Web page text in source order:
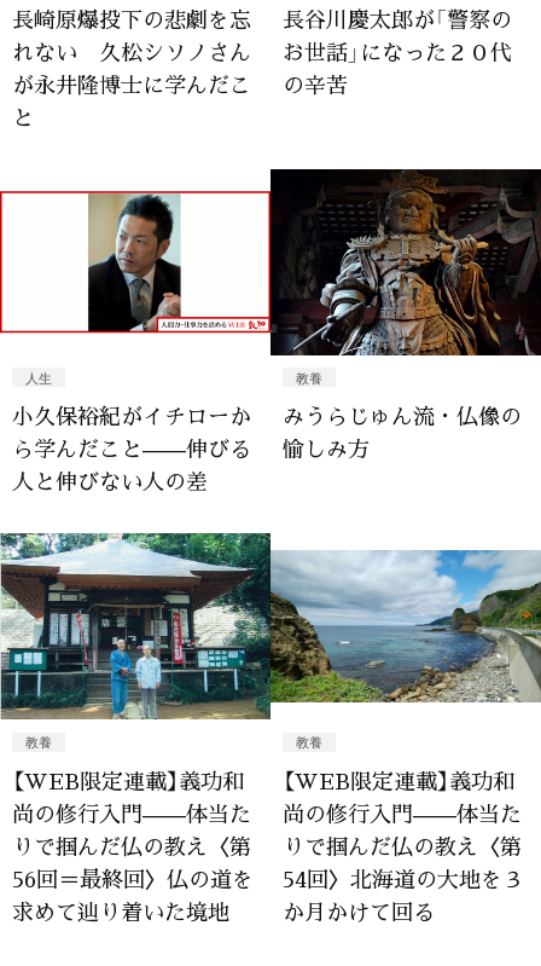
長崎原爆投下の悲劇を忘
れない 久松シソノさん
が永井隆博士に学んだこ
と
長谷川慶太郎が「警察の
お世話」になった２０代
の辛苦
人生
小久保裕紀がイチローか
ら学んだこと——伸びる
人と伸びない人の差
教養
みうらじゅん流・仏像の
愉しみ方
教養
【WEB限定連載】義功和
尚の修行入門——体当た
りで掴んだ仏の教え〈第
56回＝最終回〉仏の道を
求めて辿り着いた境地
教養
【WEB限定連載】義功和
尚の修行入門——体当た
りで掴んだ仏の教え〈第
54回〉北海道の大地を３
か月かけて回る